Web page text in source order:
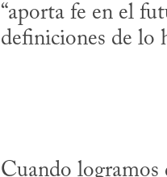
“aporta fe en el
definiciones de lo
Cuando logramos